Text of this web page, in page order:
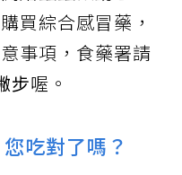
買綜合感冒藥，
事項，食藥署請
步喔。
吃對了嗎？